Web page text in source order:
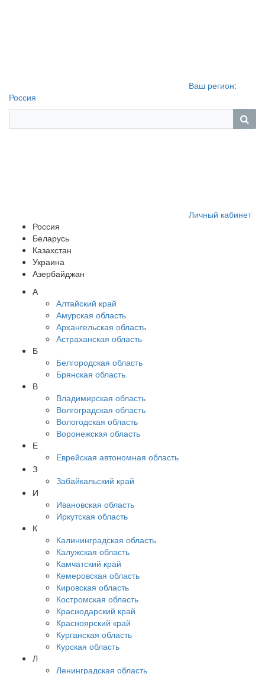
Ваш регион:
Россия
Личный кабинет
Россия
Беларусь
Казахстан
Украина
Азербайджан
А
Алтайский край
Амурская область
Архангельская область
Астраханская область
Б
Белгородская область
Брянская область
В
Владимирская область
Волгоградская область
Вологодская область
Воронежская область
Е
Еврейская автономная область
З
Забайкальский край
И
Ивановская область
Иркутская область
К
Калининградская область
Калужская область
Камчатский край
Кемеровская область
Кировская область
Костромская область
Краснодарский край
Красноярский край
Курганская область
Курская область
Л
Ленинградская область